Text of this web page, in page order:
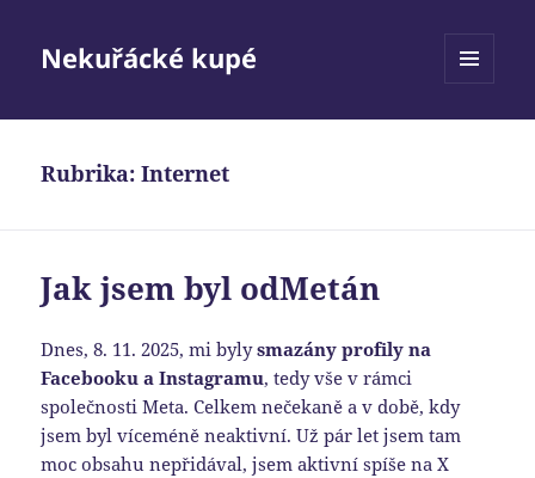
Nekuřácké kupé
Rubrika:Internet
Jak jsem byl odMetán
Dnes, 8. 11. 2025, mi bylysmazány profily na
Facebooku a Instagramu, tedy vše v rámci
společnosti Meta. Celkem nečekaně a v době, kdy
jsem byl víceméně neaktivní. Už pár let jsem tam
moc obsahu nepřidával, jsem aktivní spíše na X